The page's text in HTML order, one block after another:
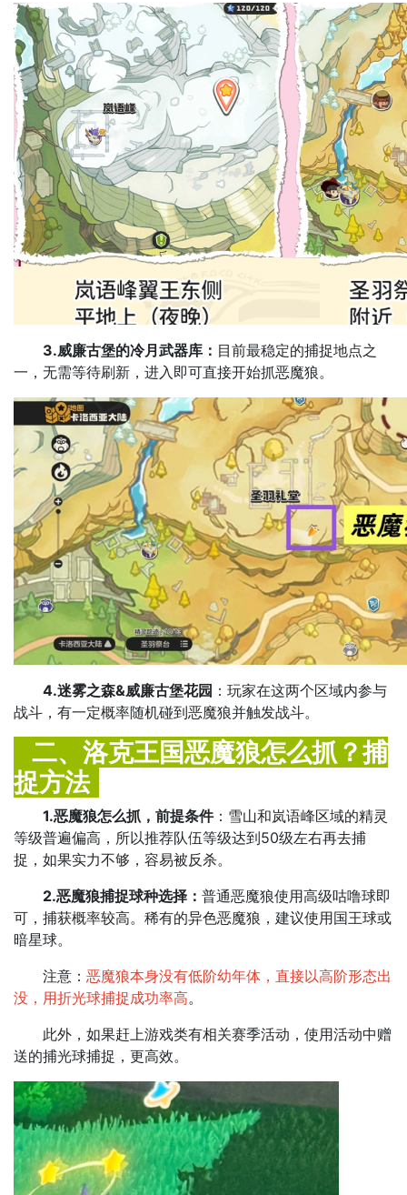
3.威廉古堡的冷月武器库： 目前最稳定的捕捉地点之
一，无需等待刷新，进入即可直接开始抓恶魔狼。
4.迷雾之森&威廉古堡花园 ：玩家在这两个区域内参与
战斗，有一定概率随机碰到恶魔狼并触发战斗。
二、洛克王国恶魔狼怎么抓？捕
捉方法
1.恶魔狼怎么抓，前提条件：雪山和岚语峰区域的精灵
等级普遍偏高，所以推荐队伍等级达到50级左右再去捕
捉，如果实力不够，容易被反杀。
2.恶魔狼捕捉球种选择： 普通恶魔狼使用高级咕噜球即
可，捕获概率较高。稀有的异色恶魔狼，建议使用国王球或
暗星球。
注意： 恶魔狼本身没有低阶幼年体，直接以高阶形态出
没，用折光球捕捉成功率高。
此外，如果赶上游戏类有相关赛季活动，使用活动中赠
送的捕光球捕捉，更高效。